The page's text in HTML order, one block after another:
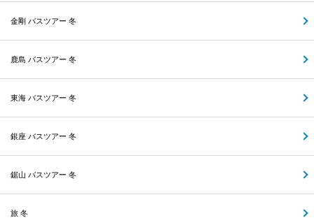
金剛 バスツアー 冬
鹿島 バスツアー 冬
東海 バスツアー 冬
銀座 バスツアー 冬
鋸山 バスツアー 冬
旅 冬